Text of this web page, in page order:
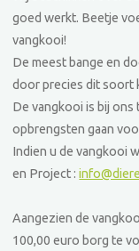
goed werkt. Beetje
vangkooi!
De meest bange en
door precies dit soort
De vangkooi is bij ons
opbrengsten gaan
Indien u de vangkooi
en Project :
Aangezien de
100,00 euro borg te